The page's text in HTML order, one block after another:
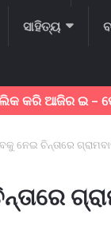
ସାହିତ୍ୟ
ଇ – ପେପର
ନେଇ ଚିନ୍ତାରେ